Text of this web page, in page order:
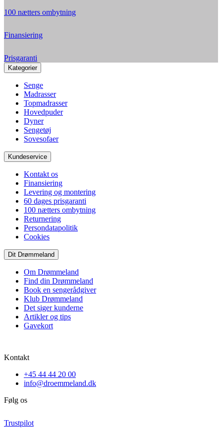
100 nætters ombytning
Finansiering
Prisgaranti
Kategorier
Senge
Madrasser
Topmadrasser
Hovedpuder
Dyner
Sengetøj
Sovesofaer
Kundeservice
Kontakt os
Finansiering
Levering og montering
60 dages prisgaranti
100 nætters ombytning
Returnering
Persondatapolitik
Cookies
Dit Drømmeland
Om Drømmeland
Find din Drømmeland
Book en sengerådgiver
Klub Drømmeland
Det siger kunderne
Artikler og tips
Gavekort
Kontakt
+45 44 44 20 00
info@droemmeland.dk
Følg os
Trustpilot